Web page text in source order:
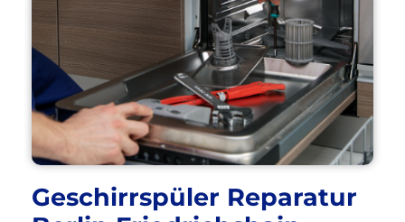
Geschirrspüler Reparatur